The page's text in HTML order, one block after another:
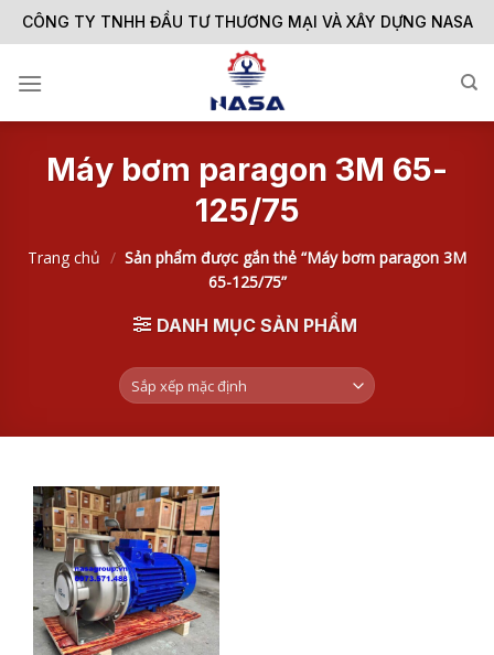
Skip
to
CÔNG TY TNHH ĐẦU TƯ THƯƠNG MẠI VÀ XÂY DỰNG NASA
Máy bơm paragon 3M 65-
125/75
Trang chủ / Sản phẩm được gắn thẻ “Máy bơm paragon 3M
65-125/75”
DANH MỤC SẢN PHẨM